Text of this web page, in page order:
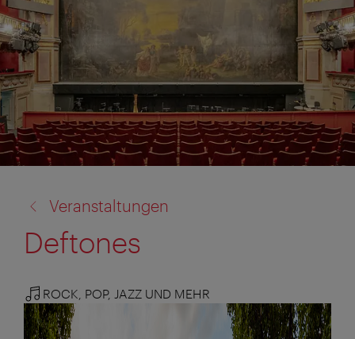
zu:
Veranstaltungen
Deftones
ROCK, POP, JAZZ UND MEHR